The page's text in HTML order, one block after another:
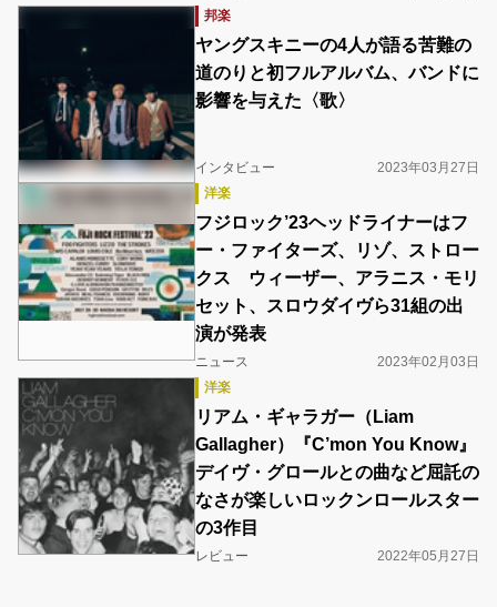
邦楽
ヤングスキニーの4人が語る苦難の
道のりと初フルアルバム、バンドに
影響を与えた〈歌〉
インタビュー
2023年03月27日
洋楽
フジロック’23ヘッドライナーはフ
ー・ファイターズ、リゾ、ストロー
クス ウィーザー、アラニス・モリ
セット、スロウダイヴら31組の出
演が発表
ニュース
2023年02月03日
洋楽
リアム・ギャラガー（Liam
Gallagher）『C’mon You Know』
デイヴ・グロールとの曲など屈託の
なさが楽しいロックンロールスター
の3作目
レビュー 2022年05月27日